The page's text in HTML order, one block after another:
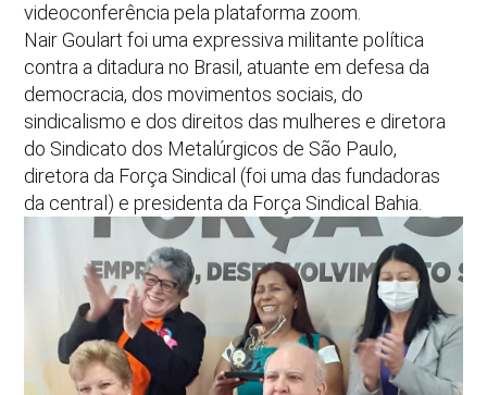
videoconferência pela plataforma zoom.
Nair Goulart foi uma expressiva militante política
contra a ditadura no Brasil, atuante em defesa da
democracia, dos movimentos sociais, do
sindicalismo e dos direitos das mulheres e diretora
do Sindicato dos Metalúrgicos de São Paulo,
diretora da Força Sindical (foi uma das fundadoras
da central) e presidenta da Força Sindical Bahia.